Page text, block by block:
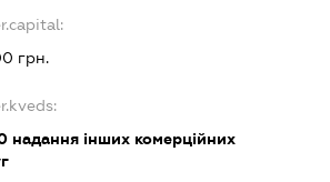
грн.
надання інших комерційних